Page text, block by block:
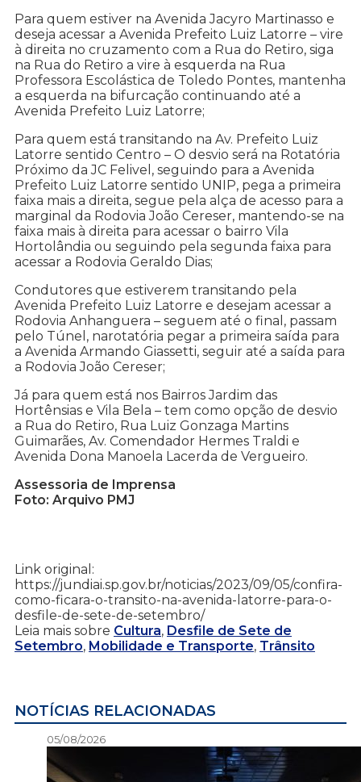
Para quem estiver na Avenida Jacyro Martinasso e
deseja acessar a Avenida Prefeito Luiz Latorre – vire
à direita no cruzamento com a Rua do Retiro, siga
na Rua do Retiro a vire à esquerda na Rua
Professora Escolástica de Toledo Pontes, mantenha
a esquerda na bifurcação continuando até a
Avenida Prefeito Luiz Latorre;
Para quem está transitando na Av. Prefeito Luiz
Latorre sentido Centro – O desvio será na Rotatória
Próximo da JC Felivel, seguindo para a Avenida
Prefeito Luiz Latorre sentido UNIP, pega a primeira
faixa mais a direita, segue pela alça de acesso para a
marginal da Rodovia João Cereser, mantendo-se na
faixa mais à direita para acessar o bairro Vila
Hortolândia ou seguindo pela segunda faixa para
acessar a Rodovia Geraldo Dias;
Condutores que estiverem transitando pela
Avenida Prefeito Luiz Latorre e desejam acessar a
Rodovia Anhanguera – seguem até o final, passam
pelo Túnel, narotatória pegar a primeira saída para
a Avenida Armando Giassetti, seguir até a saída para
a Rodovia João Cereser;
Já para quem está nos Bairros Jardim das
Hortênsias e Vila Bela – tem como opção de desvio
a Rua do Retiro, Rua Luiz Gonzaga Martins
Guimarães, Av. Comendador Hermes Traldi e
Avenida Dona Manoela Lacerda de Vergueiro.
Assessoria de Imprensa
Foto: Arquivo PMJ
Link original:
https://jundiai.sp.gov.br/noticias/2023/09/05/confira-
como-ficara-o-transito-na-avenida-latorre-para-o-
desfile-de-sete-de-setembro/
Leia mais sobre Cultura, Desfile de Sete de
Setembro, Mobilidade e Transporte, Trânsito
NOTÍCIAS RELACIONADAS
05/08/2026